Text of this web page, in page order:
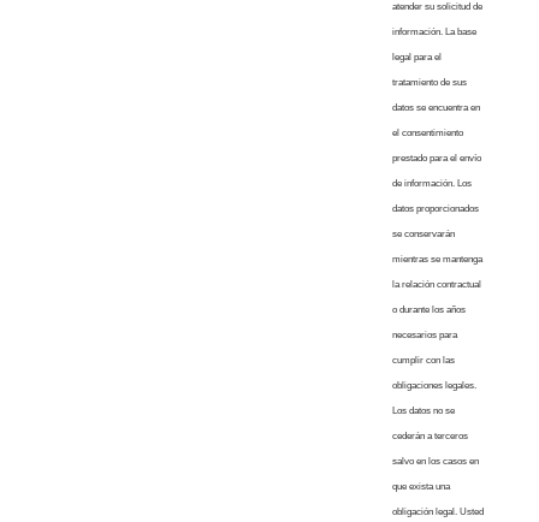
atender su solicitud de
información. La base
legal para el
tratamiento de sus
datos se encuentra en
el consentimiento
prestado para el envío
de información. Los
datos proporcionados
se conservarán
mientras se mantenga
la relación contractual
o durante los años
necesarios para
cumplir con las
obligaciones legales.
Los datos no se
cederán a terceros
salvo en los casos en
que exista una
obligación legal. Usted